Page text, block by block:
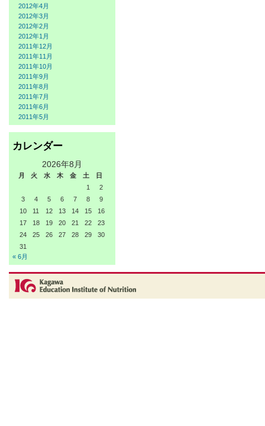
2012年4月
2012年3月
2012年2月
2012年1月
2011年12月
2011年11月
2011年10月
2011年9月
2011年8月
2011年7月
2011年6月
2011年5月
カレンダー
2026年8月
月 火 水 木 金 土
日
1
2
3
4 5 6 7 8
9
10
11 12 13 14 15
16
17
18 19 20 21 22
23
24
25 26 27 28 29
30
31
« 6月